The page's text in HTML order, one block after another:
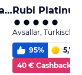
Pickalbatros Palace Hotel-Port GhalibRubi
Avsallar, Türkische
95% 5,7
40 € Cashback